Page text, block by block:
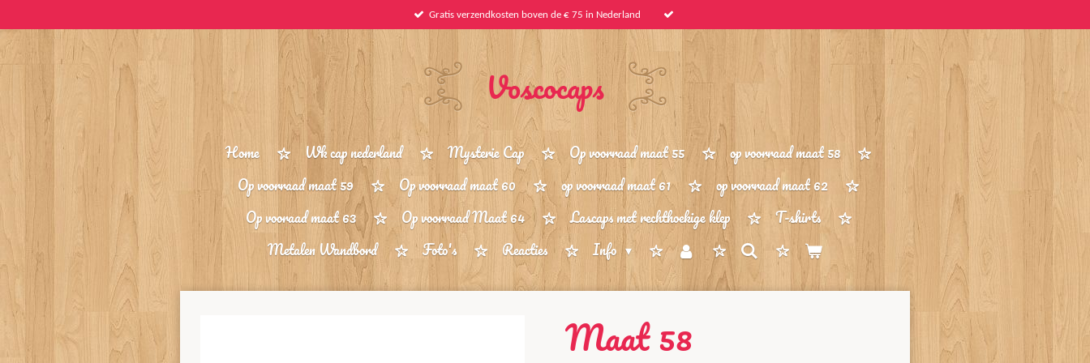
hoofdinhoud
Gratis verzendkosten boven de € 75 in Nederland
Voscocaps
Home Wk cap nederland Mysterie Cap Op voorraad maat 55
op voorraad maat 58
Op voorraad maat 59
Op voorraad maat 60 op voorraad maat 61
op voorraad maat 62
Op vooraad maat 63
Op voorraad Maat 64 Lascaps met rechthoekige klep
T-shirts
Metalen Wandbord
Foto's Reacties Info
Maat 58